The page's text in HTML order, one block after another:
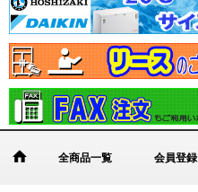
全商品一覧 会員登録